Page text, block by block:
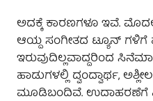
ಅದಕ್ಕೆ ಕಾರಣಗಳೂ ಇವೆ.
ಆಯ್ದ ಸಂಗೀತದ ಟ್ಯೂನ್ ಗಳಿಗೆ
ಇರುವುದಿಲ್ಲವಾದ್ದರಿಂದ
ಹಾಡುಗಳಲ್ಲಿ ದ್ವಂದ್ವಾರ್ಥ,
ಮೂಡಿಬಂದಿವೆ. ಉದಾಹರಣೆಗೆ